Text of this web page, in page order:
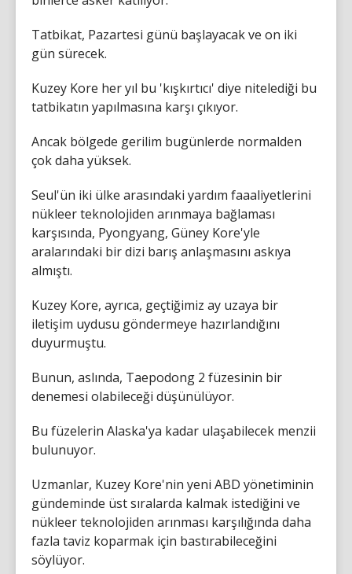
Tatbikat, Pazartesi günü başlayacak ve on iki
gün sürecek.
Kuzey Kore her yıl bu 'kışkırtıcı' diye nitelediği bu
tatbikatın yapılmasına karşı çıkıyor.
Ancak bölgede gerilim bugünlerde normalden
çok daha yüksek.
Seul'ün iki ülke arasındaki yardım faaaliyetlerini
nükleer teknolojiden arınmaya bağlaması
karşısında, Pyongyang, Güney Kore'yle
aralarındaki bir dizi barış anlaşmasını askıya
almıştı.
Kuzey Kore, ayrıca, geçtiğimiz ay uzaya bir
iletişim uydusu göndermeye hazırlandığını
duyurmuştu.
Bunun, aslında, Taepodong 2 füzesinin bir
denemesi olabileceği düşünülüyor.
Bu füzelerin Alaska'ya kadar ulaşabilecek menzii
bulunuyor.
Uzmanlar, Kuzey Kore'nin yeni ABD yönetiminin
gündeminde üst sıralarda kalmak istediğini ve
nükleer teknolojiden arınması karşılığında daha
fazla taviz koparmak için bastırabileceğini
söylüyor.